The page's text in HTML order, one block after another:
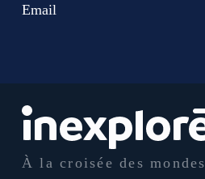
À la croisée des mondes
Email